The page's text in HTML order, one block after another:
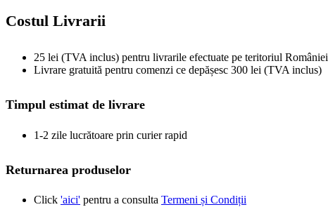
Costul Livrarii
25 lei (TVA inclus) pentru livrarile efectuate pe teritoriul României
Livrare gratuită pentru comenzi ce depășesc 300 lei (TVA inclus)
Timpul estimat de livrare
1-2 zile lucrătoare prin curier rapid
Returnarea produselor
Click 'aici' pentru a consulta Termeni și Condiții